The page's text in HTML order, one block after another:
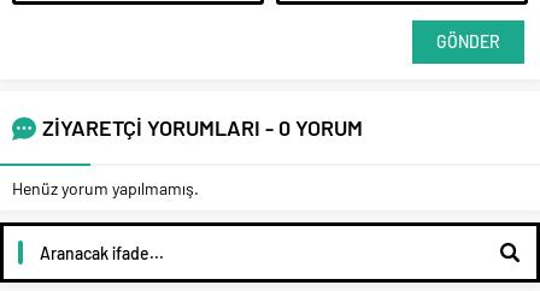
ZİYARETÇİ YORUMLARI - 0 YORUM
Henüz yorum yapılmamış.